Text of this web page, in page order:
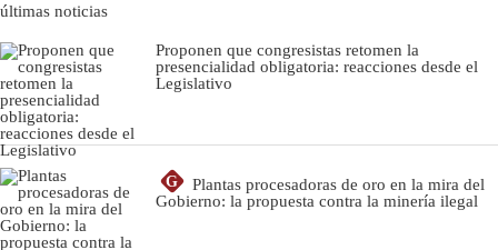
últimas noticias
Proponen que congresistas retomen la
presencialidad obligatoria: reacciones desde el
Legislativo
G
Plantas procesadoras de oro en la mira del
Gobierno: la propuesta contra la minería ilegal